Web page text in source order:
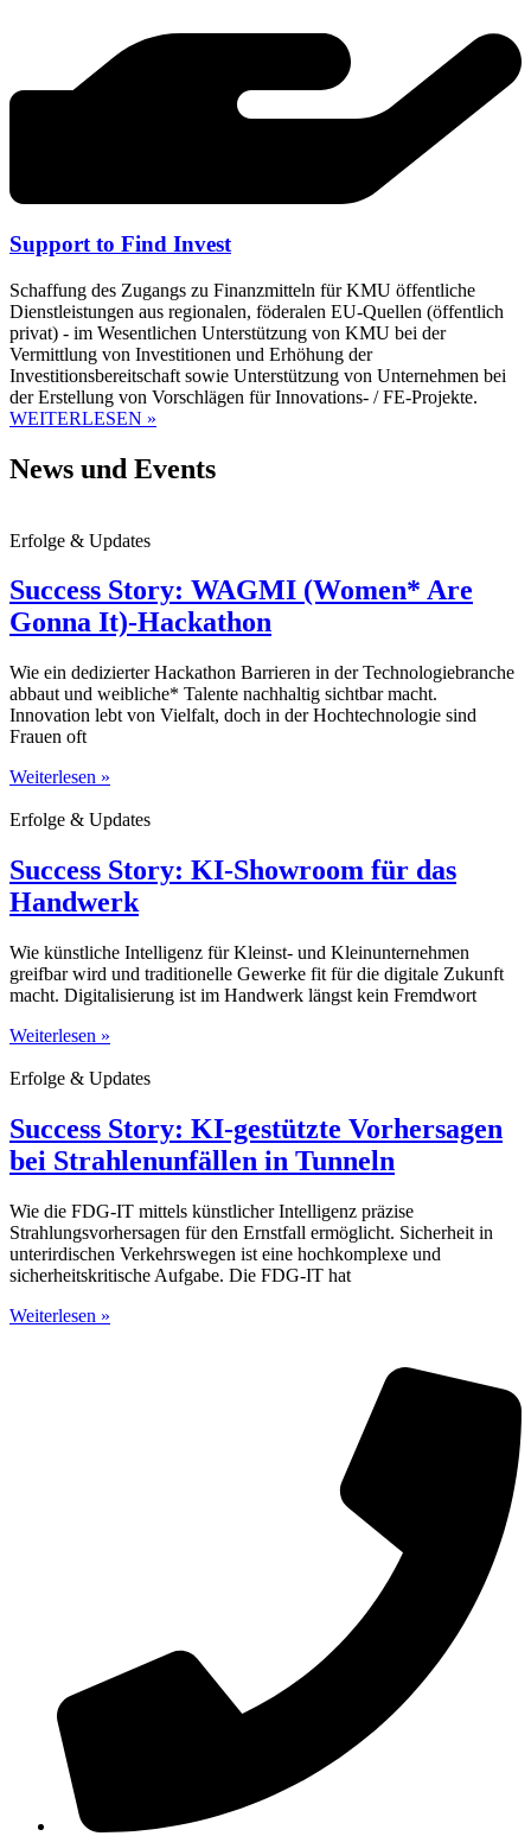
Support to Find Invest
Schaffung des Zugangs zu Finanzmitteln für KMU öffentliche
Dienstleistungen aus regionalen, föderalen EU-Quellen (öffentlich
privat) - im Wesentlichen Unterstützung von KMU bei der
Vermittlung von Investitionen und Erhöhung der
Investitionsbereitschaft sowie Unterstützung von Unternehmen bei
der Erstellung von Vorschlägen für Innovations- / FE-Projekte.
WEITERLESEN »
News und Events
Erfolge & Updates
Success Story: WAGMI (Women* Are
Gonna It)-Hackathon
Wie ein dedizierter Hackathon Barrieren in der Technologiebranche
abbaut und weibliche* Talente nachhaltig sichtbar macht.
Innovation lebt von Vielfalt, doch in der Hochtechnologie sind
Frauen oft
Weiterlesen »
Erfolge & Updates
Success Story: KI-Showroom für das
Handwerk
Wie künstliche Intelligenz für Kleinst- und Kleinunternehmen
greifbar wird und traditionelle Gewerke fit für die digitale Zukunft
macht. Digitalisierung ist im Handwerk längst kein Fremdwort
Weiterlesen »
Erfolge & Updates
Success Story: KI-gestützte Vorhersagen
bei Strahlenunfällen in Tunneln
Wie die FDG-IT mittels künstlicher Intelligenz präzise
Strahlungsvorhersagen für den Ernstfall ermöglicht. Sicherheit in
unterirdischen Verkehrswegen ist eine hochkomplexe und
sicherheitskritische Aufgabe. Die FDG-IT hat
Weiterlesen »